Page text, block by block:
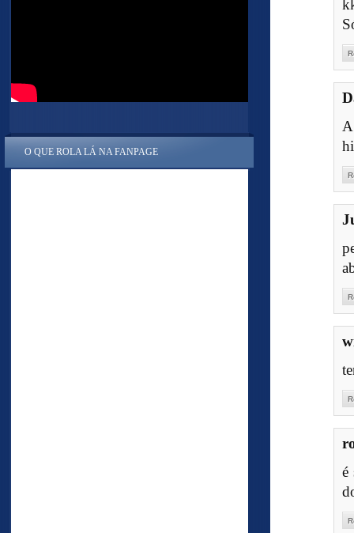
é
O QUE ROLA LÁ NA FANPAGE